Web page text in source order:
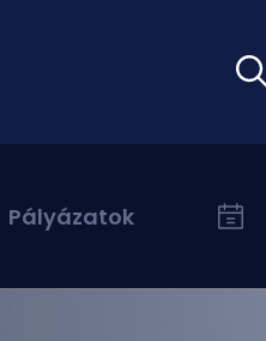
Pályázatok